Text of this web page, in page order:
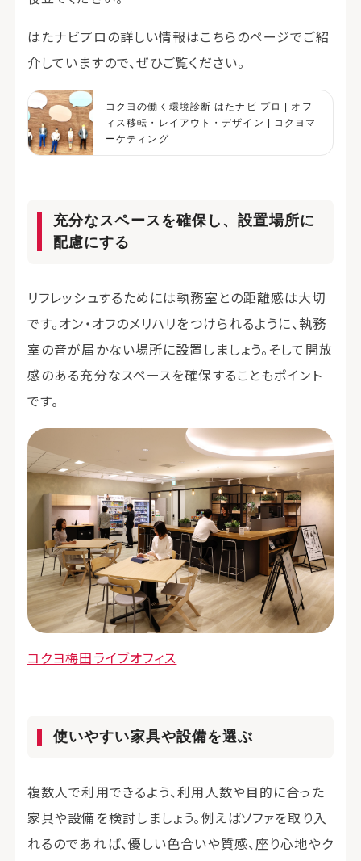
はたナビプロの詳しい情報はこちらのページでご紹
介していますので、ぜひご覧ください。
コクヨの働く環境診断 はたナビ プロ | オフ
ィス移転・レイアウト・デザイン | コクヨマ
ーケティング
充分なスペースを確保し、設置場所に
配慮にする
リフレッシュするためには執務室との距離感は大切
です。オン・オフのメリハリをつけられるように、執務
室の音が届かない場所に設置しましょう。そして開放
感のある充分なスペースを確保することもポイント
です。
コクヨ梅田ライブオフィス
使いやすい家具や設備を選ぶ
複数人で利用できるよう、利用人数や目的に合った
家具や設備を検討しましょう。例えばソファを取り入
れるのであれば、優しい色合いや質感、座り心地やク